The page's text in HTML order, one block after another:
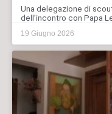
Una delegazione di
dell’incontro con Papa
19 Giugno 2026